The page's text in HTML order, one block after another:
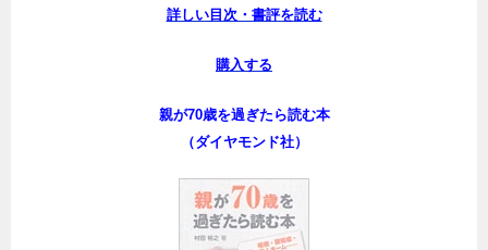
詳しい目次・書評を読む
購入する
親が70歳を過ぎたら読む本
（ダイヤモンド社）